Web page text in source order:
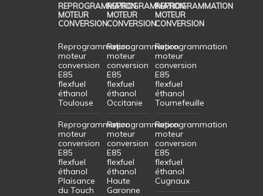
REPROGRAMMATION
MOTEUR
CONVERSION
Reprogrammation
moteur
conversion
E85
flexfuel
éthanol
Toulouse
Reprogrammation
moteur
conversion
E85
flexfuel
éthanol
Plaisance
du Touch
REPROGRAMMATION
MOTEUR
CONVERSION
Reprogrammation
moteur
conversion
E85
flexfuel
éthanol
Occitanie
Reprogrammation
moteur
conversion
E85
flexfuel
éthanol
Haute
Garonne
REPROGRAMMATION
MOTEUR
CONVERSION
Reprogrammation
moteur
conversion
E85
flexfuel
éthanol
Tournefeuille
Reprogrammation
moteur
conversion
E85
flexfuel
éthanol
Cugnaux